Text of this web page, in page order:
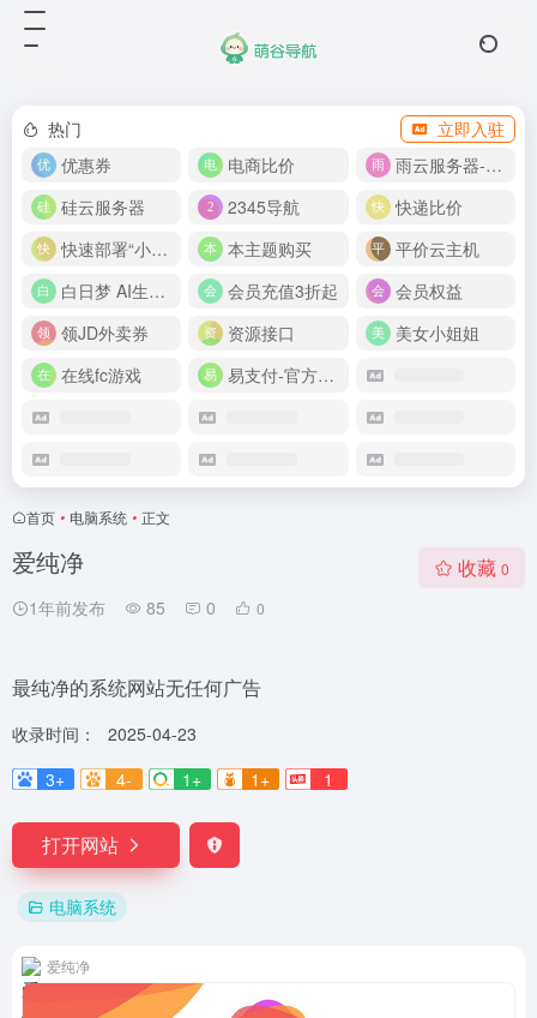
热门
立即入驻
优惠券
电商比价
雨云服务器-新人首月 5 折
硅云服务器
2345导航
快递比价
快速部署“小龙虾”
本主题购买
平价云主机
白日梦 AI生成50分钟视频
会员充值3折起
会员权益
领JD外卖券
资源接口
美女小姐姐
在线fc游戏
易支付-官方网站
首页 • 电脑系统 • 正文
爱纯净
1年前发布 85 0 0
收藏 0
最纯净的系统网站无任何广告
收录时间：
2025-04-23
3+
4- 1+ 1+ 1
打开网站
电脑系统
爱纯净